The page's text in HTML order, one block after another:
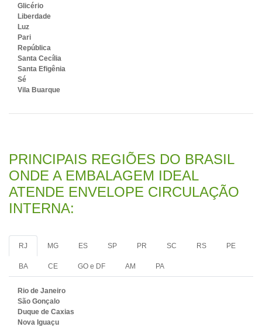
Glicério
Liberdade
Luz
Pari
República
Santa Cecília
Santa Efigênia
Sé
Vila Buarque
PRINCIPAIS REGIÕES DO BRASIL
ONDE A EMBALAGEM IDEAL
ATENDE ENVELOPE CIRCULAÇÃO
INTERNA:
RJ MG ES SP PR SC RS PE
BA CE GO e DF AM PA
Rio de Janeiro
São Gonçalo
Duque de Caxias
Nova Iguaçu